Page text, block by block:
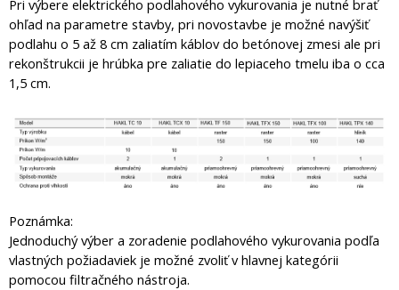
Pri výbere elektrického podlahového vykurovania je nutné brať
ohľad na parametre stavby, pri novostavbe je možné navýšiť
podlahu o 5 až 8 cm zaliatím káblov do betónovej zmesi ale pri
rekonštrukcii je hrúbka pre zaliatie do lepiaceho tmelu iba o cca
1,5 cm.
Poznámka:
Jednoduchý výber a zoradenie podlahového vykurovania podľa
vlastných požiadaviek je možné zvoliť v hlavnej kategórii
pomocou filtračného nástroja.